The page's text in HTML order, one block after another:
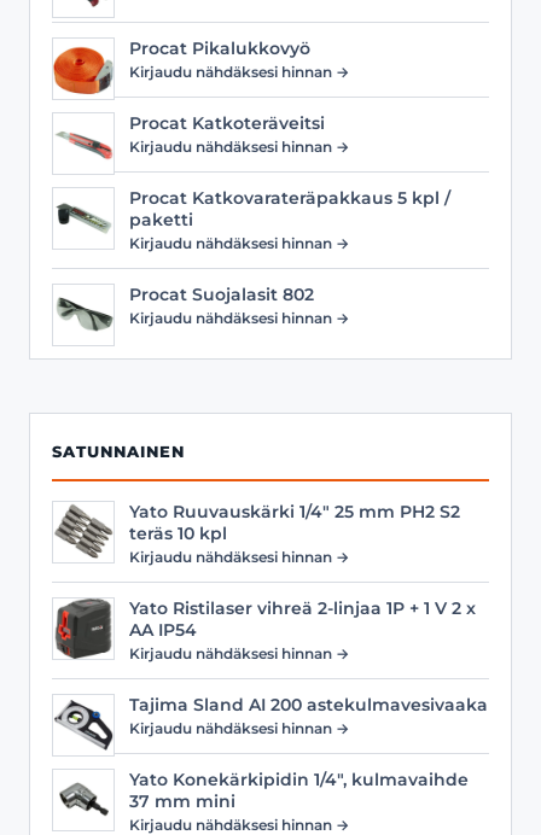
Procat Pikalukkovyö
Kirjaudu nähdäksesi hinnan →
Procat Katkoteräveitsi
Kirjaudu nähdäksesi hinnan →
Procat Katkovarateräpakkaus 5 kpl /
paketti
Kirjaudu nähdäksesi hinnan →
Procat Suojalasit 802
Kirjaudu nähdäksesi hinnan →
SATUNNAINEN
Yato Ruuvauskärki 1/4" 25 mm PH2 S2
teräs 10 kpl
Kirjaudu nähdäksesi hinnan →
Yato Ristilaser vihreä 2-linjaa 1P + 1 V 2 x
AA IP54
Kirjaudu nähdäksesi hinnan →
Tajima Sland AI 200 astekulmavesivaaka
Kirjaudu nähdäksesi hinnan →
Yato Konekärkipidin 1/4", kulmavaihde
37 mm mini
Kirjaudu nähdäksesi hinnan →